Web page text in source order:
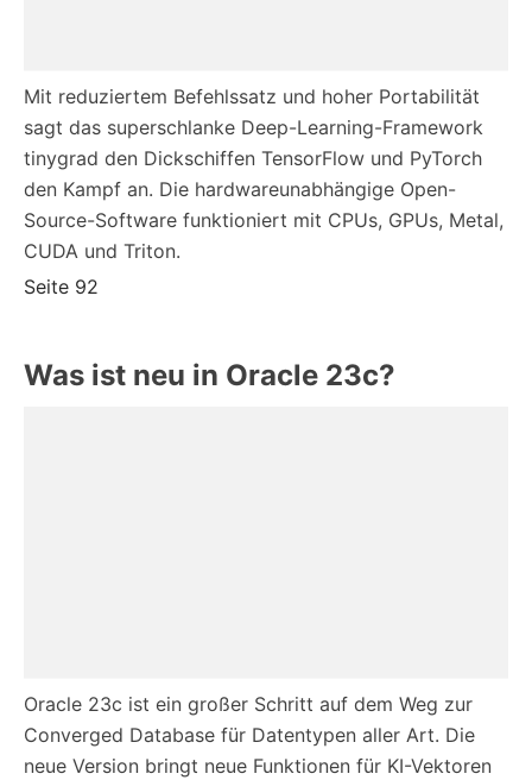
Mit reduziertem Befehlssatz und hoher Portabilität
sagt das superschlanke Deep-Learning-Framework
tinygrad den Dickschiffen TensorFlow und PyTorch
den Kampf an. Die hardwareunabhängige Open-
Source-Software funktioniert mit CPUs, GPUs, Metal,
CUDA und Triton.
Seite 92
Was ist neu in Oracle 23c?
Oracle 23c ist ein großer Schritt auf dem Weg zur
Converged Database für Datentypen aller Art. Die
neue Version bringt neue Funktionen für KI-Vektoren